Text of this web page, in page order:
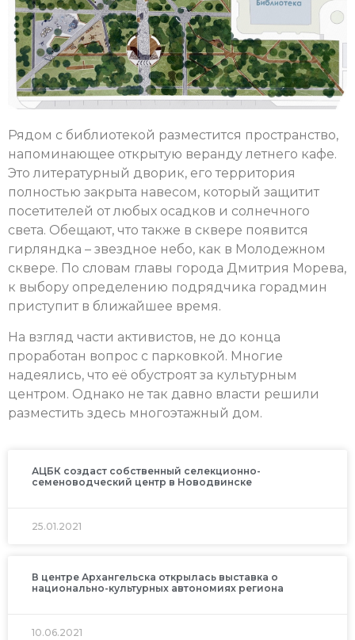
Рядом с библиотекой разместится пространство,
напоминающее открытую веранду летнего кафе.
Это литературный дворик, его территория
полностью закрыта навесом, который защитит
посетителей от любых осадков и солнечного
света. Обещают, что также в сквере появится
гирляндка – звездное небо, как в Молодежном
сквере. По словам главы города Дмитрия Морева,
к выбору определению подрядчика горадмин
приступит в ближайшее время.
На взгляд части активистов, не до конца
проработан вопрос с парковкой. Многие
надеялись, что её обустроят за культурным
центром. Однако не так давно власти решили
разместить здесь многоэтажный дом.
АЦБК создаст собственный селекционно-
семеноводческий центр в Новодвинске
25.01.2021
В центре Архангельска открылась выставка о
национально-культурных автономиях региона
10.06.2021